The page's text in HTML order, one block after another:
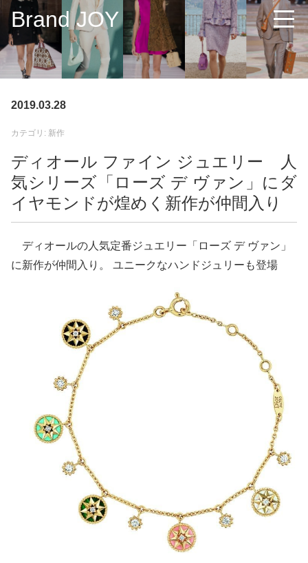
Brand JOY
2019.03.28
カテゴリ: 新作
ディオール ファイン ジュエリー 人
気シリーズ「ローズ デ ヴァン」にダ
イヤモンドが煌めく新作が仲間入り
ディオールの人気定番ジュエリー「ローズ デ ヴァン」
に新作が仲間入り。 ユニークなハンドジュリーも登場